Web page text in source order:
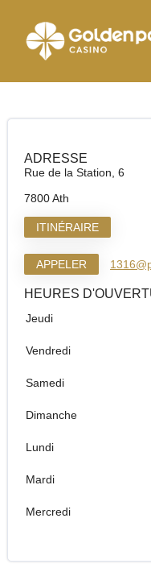
page d'accueil
ADRESSE
Rue de la Station, 6
7800 Ath
ITINÉRAIRE
APPELER
HEURES
Jeudi
Vendredi
Samedi
Dimanche
Lundi
Mardi
Mercredi